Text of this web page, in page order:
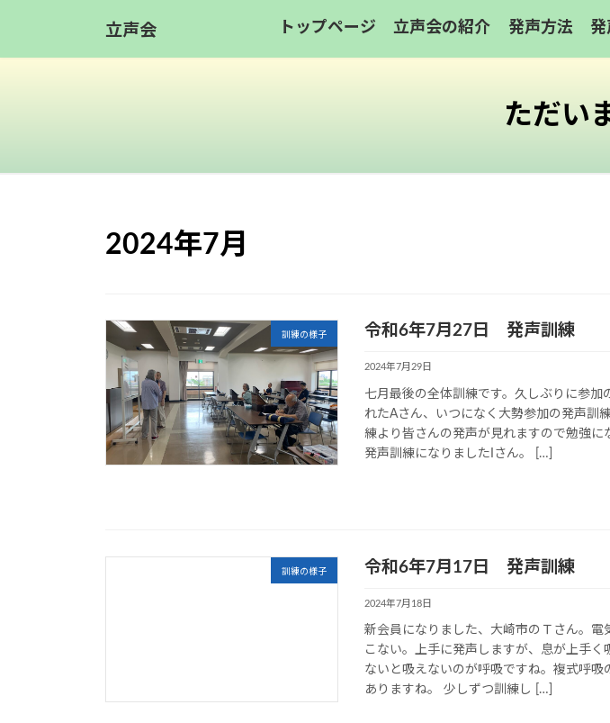
立声会 トップページ 立声会の紹介 発声方法 発
ただい
2024年7月
訓練の様子 令和6年7月27日 発声訓練
2024年7月29日
七月最後の全体訓練です。久しぶりに参加
れたAさん、いつになく大勢参加の発声訓
練より皆さんの発声が見れますので勉強に
発声訓練になりましたIさん。 […]
訓練の様子 令和6年7月17日 発声訓練
2024年7月18日
新会員になりました、大崎市のＴさん。電
こない。上手に発声しますが、息が上手く
ないと吸えないのが呼吸ですね。複式呼吸
ありますね。 少しずつ訓練し […]